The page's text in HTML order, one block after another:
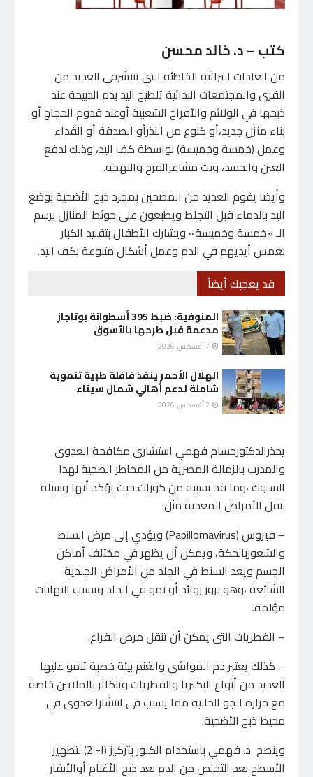
كتب – د. خالد محسن
من العادات التراثية الخاطئة التي تنتشرفي العديد من
القري والمجتمعات البدائية تلطيخ اليد بدم الذبيحة عند
ذبحها في الولائم والأفراح الشعبية أوعند قدوم الحجاج أو
بناء منزل جديد،أو كنوع من النذرأو الصدقة أو الفداء
وعمل (خمسة وخميسة) بواسطة كف اليد، وذلك لدفع
العين والحسد، وبث مشاعرالفرح والبهجة.
وأيضا يقوم العديد من المضحين بمجرد ذبح الأضحية بوضع
اليد بالدماء قبل التجلط ويطبعون على حوئط المنازل برسم
الـ «خمسة وخميسة» ويشارك الأطفال بتقليد الكبار
بغمس أيديهم في الدم وعمل أشكال متنوعة بكف اليد.
قد يعجبك أيضاً
المنوفية: ضبط 395 أسطوانة بوتاجاز
مدعمة قبل طرحها بالأسوق
الهلال الأحمر ينفذ قافلة طبية تنموية
شاملة لدعم أهالي شمال سيناء
يحذرالدكتورحسام فهمي استشارى مكافحة العدوى
والمدرب بالزمالة المصرية من المخاطر الصحية لهذا
السلوك ،وما قد يسببه من كوراث حيث يؤكد أنها وسيلة
لنقل الأمراض المعدية مثل:
– فيروس (Papillomavirus) ويؤدي إلى مرض السنط
والشعوربالحكة، ويمكن أن يظهر في مختلف أماكن
الجسم ويعد السنط في الجلد من الأمراض الجلدية
الشائعة ،وهو بروز زوائد أو نمو في الجلد ويسبب التهابات
مؤلمة.
– الفطريات التى يمكن أن تنقل مرض القراع.
– كذلك يعتبر دم المواشى والغنم بيئة خصبة تنمو عليها
العديد من أنواع البكتريا والفطريات وتتكاثر بالملايين خاصة
مع حرارة الجو الحالية مما يسبب فى انتشارالعدوى في
محيط ذبح الأضحية.
وينصح د. فهمي باستخدام الكلور بتركيز (١- 2) لتطهير
الأسطح بعد التخلص من الدم بعد ذبح الأغنام أوالأبقار